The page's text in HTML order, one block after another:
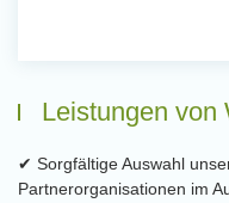
Leistungen von
✔ Sorgfältige Auswahl
Partnerorganisationen im